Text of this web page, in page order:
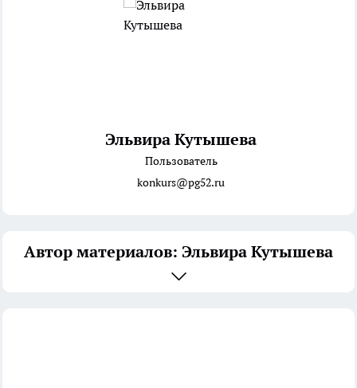
Эльвира Кутышева
Пользователь
konkurs@pg52.ru
Автор материалов: Эльвира Кутышева